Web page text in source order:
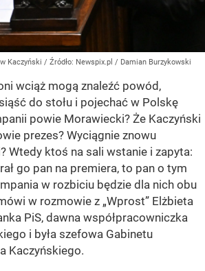
Kaczyński / Źródło: Newspix.pl / Damian Burzykowski
wciąż mogą znaleźć powód,
do stołu i pojechać w Polskę
powie Morawiecki? Że Kaczyński
prezes? Wyciągnie znowu
Wtedy ktoś na sali wstanie i zapyta:
go pan na premiera, to pan o tym
w rozbiciu będzie dla nich obu
w rozmowie z „Wprost” Elżbieta
PiS, dawna współpracowniczka
i była szefowa Gabinetu
Kaczyńskiego.